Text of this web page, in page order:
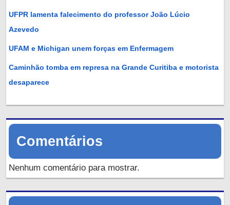
UFPR lamenta falecimento do professor João Lúcio
Azevedo
UFAM e Michigan unem forças em Enfermagem
Caminhão tomba em represa na Grande Curitiba e motorista
desaparece
Comentários
Nenhum comentário para mostrar.